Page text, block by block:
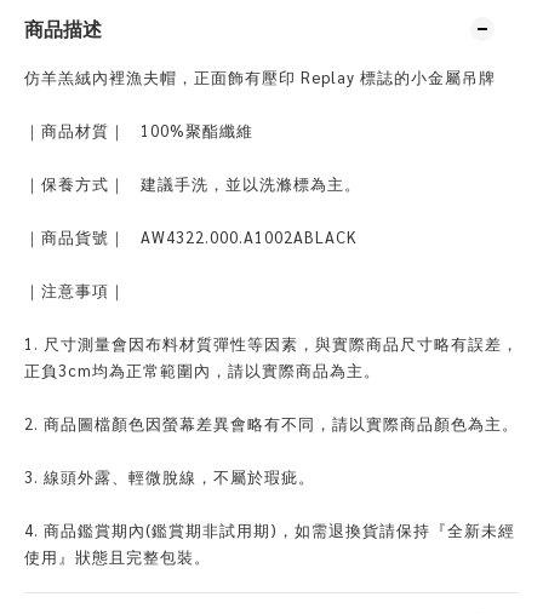
商品描述
仿羊羔絨內裡漁夫帽，正面飾有壓印 Replay 標誌的小金屬吊牌
｜商品材質｜ 100%聚酯纖維
｜保養方式｜ 建議手洗，並以洗滌標為主。
｜商品貨號｜ AW4322.000.A1002ABLACK
｜注意事項｜
1. 尺寸測量會因布料材質彈性等因素，與實際商品尺寸略有誤差，
正負3cm均為正常範圍內，請以實際商品為主。
2. 商品圖檔顏色因螢幕差異會略有不同，請以實際商品顏色為主。
3. 線頭外露、輕微脫線，不屬於瑕疵。
4. 商品鑑賞期內(鑑賞期非試用期)，如需退換貨請保持『全新未經
使用』狀態且完整包裝。